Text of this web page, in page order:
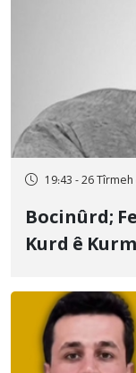
19:43 - 26
Bocinûrd;
Kurd ê